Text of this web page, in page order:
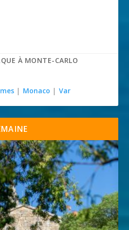
À MONTE-CARLO
| Monaco | Var